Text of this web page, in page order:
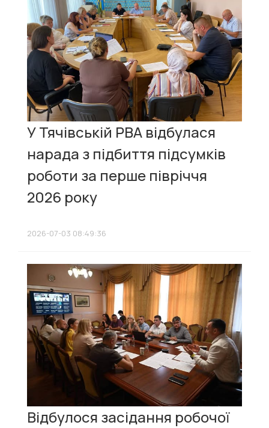
У Тячівській РВА відбулася
нарада з підбиття підсумків
роботи за перше півріччя
2026 року
2026-07-03 08:49:36
Відбулося засідання робочої